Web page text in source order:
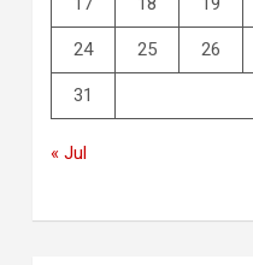
24 25 26
31
« Jul